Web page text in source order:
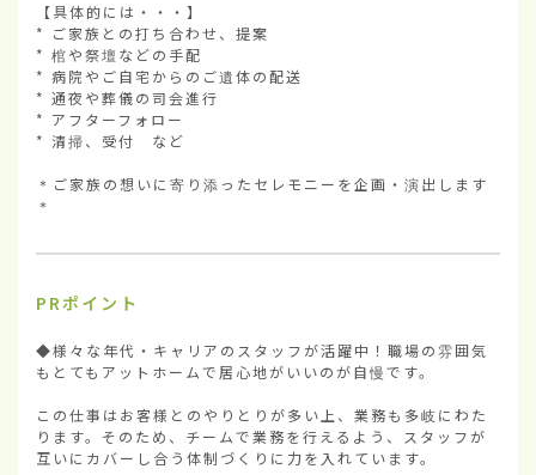
【具体的には・・・】
* ご家族との打ち合わせ、提案
* 棺や祭壇などの手配
* 病院やご自宅からのご遺体の配送
* 通夜や葬儀の司会進行
* アフターフォロー
* 清掃、受付　など
＊ご家族の想いに寄り添ったセレモニーを企画・演出します
＊
PRポイント
◆様々な年代・キャリアのスタッフが活躍中！職場の雰囲気
もとてもアットホームで居心地がいいのが自慢です。
この仕事はお客様とのやりとりが多い上、業務も多岐にわた
ります。そのため、チームで業務を行えるよう、スタッフが
互いにカバーし合う体制づくりに力を入れています。